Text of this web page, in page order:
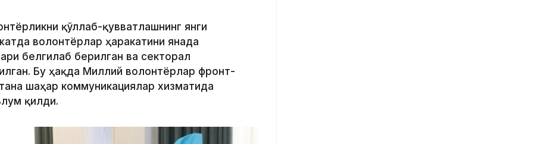
қўллаб-қувватлашнинг янги
волонтёрлар ҳаракатини янада
белгилаб берилган ва секторал
Бу ҳақда Миллий волонтёрлар фронт-
шаҳар коммуникациялар хизматида
қилди.